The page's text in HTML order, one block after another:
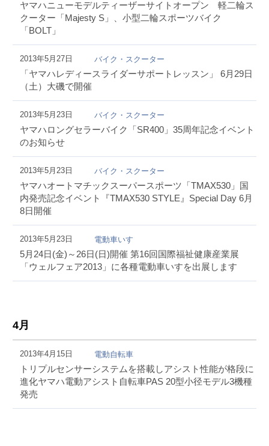
ヤマハニューモデルティーザーサイトオープン 軽二輪ス
クーター「Majesty S」、小型二輪スポーツバイク
「BOLT」
2013年5月27日 バイク・スクーター
「ヤマハレディースライダーサポートレッスン」 6月29日
（土）大磯で開催
2013年5月23日 バイク・スクーター
ヤマハロングセラーバイク「SR400」35周年記念イベント
のお知らせ
2013年5月23日 バイク・スクーター
ヤマハオートマチックスーパースポーツ「TMAX530」国
内発売記念イベント『TMAX530 STYLE』Special Day 6月
8日開催
2013年5月23日 電動車いす
5月24日(金)～26日(日)開催 第16回国際福祉健康産業展
「ウェルフェア2013」に各種電動車いすを出展します
4月
2013年4月15日 電動自転車
トリプルセンサーシステムを搭載しアシスト性能が格段に
進化ヤマハ電動アシスト自転車PAS 20型小径モデル3機種
発売